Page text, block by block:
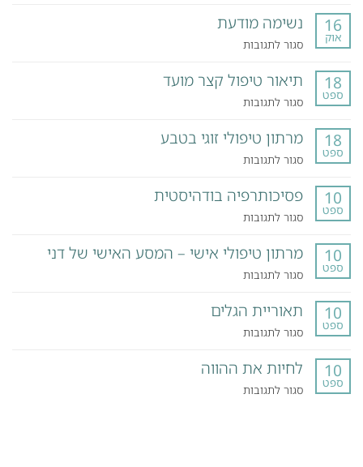
יחסים
16
אוק
נשימה מודעת
סגור לתגובותעל
מודעת
18
ספט
תיאור טיפול קצר מועד
סגור לתגובותעל
טיפול
18
ספט
מרתון טיפולי זוגי בטבע
סגור לתגובותעל
טיפולי
10
ספט
פסיכותרפיה בודהיסטית
סגור לתגובותעל
בודהיסטית
10
ספט
מרתון טיפולי אישי – המסע האישי של דני
סגור לתגובותעל
טיפולי
האישי
של
10
ספט
תאוריית הגלים
סגור לתגובותעל
הגלים
10
ספט
לחיות את ההווה
סגור לתגובותעל